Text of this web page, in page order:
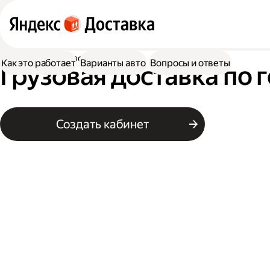
Доставка Грузоперевозки
Грузовая доставка по
Создать кабинет
Как это работает Варианты авто Вопросы и ответы